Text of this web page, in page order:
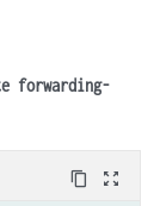
forwarding-
content_copy zoom_out_map